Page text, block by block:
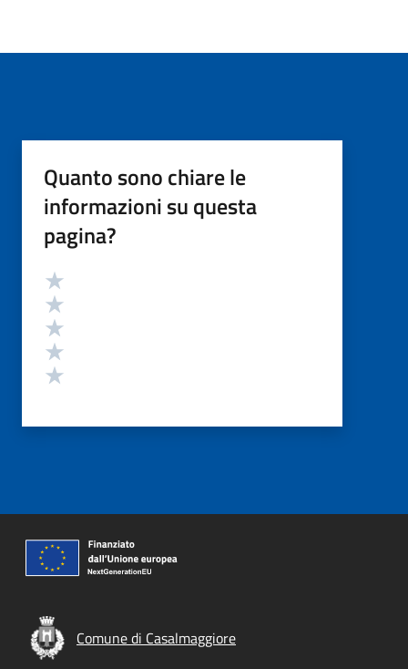
Quanto sono chiare le
informazioni su questa
pagina?
Valutazione
Comune di Casalmaggiore